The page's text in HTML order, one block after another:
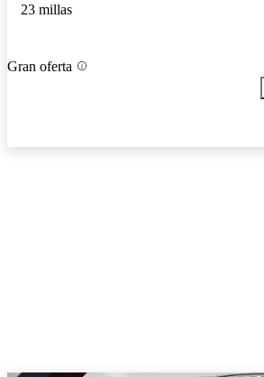
23 millas
Gran oferta